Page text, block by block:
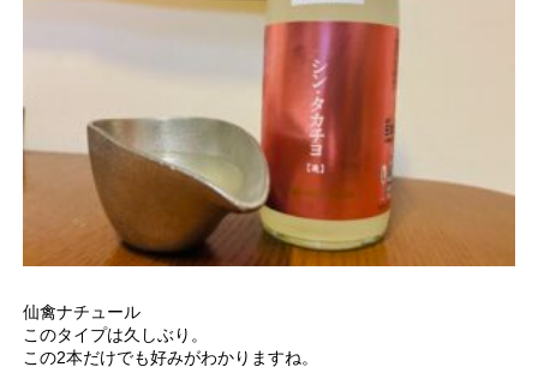
仙禽ナチュール
このタイプは久しぶり。
この2本だけでも好みがわかりますね。